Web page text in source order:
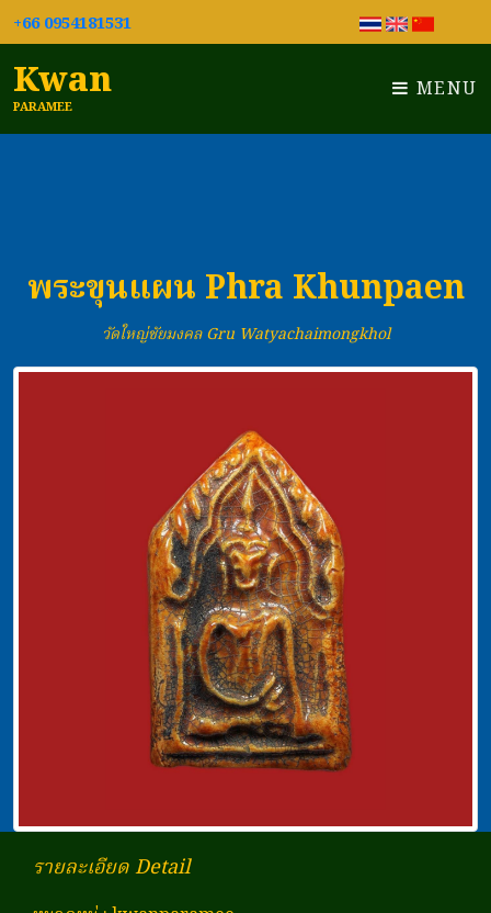
+66 0954181531
Kwan
PARAMEE
MENU
พระขุนแผน Phra Khunpaen
วัดใหญ่ชัยมงคล Gru Watyachaimongkhol
รายละเอียด Detail